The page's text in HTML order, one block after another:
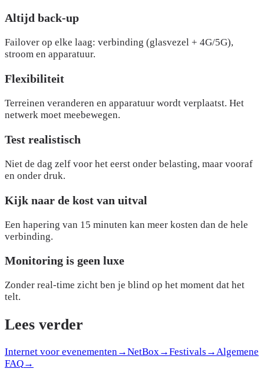
Altijd back-up
Failover op elke laag: verbinding (glasvezel + 4G/5G),
stroom en apparatuur.
Flexibiliteit
Terreinen veranderen en apparatuur wordt verplaatst. Het
netwerk moet meebewegen.
Test realistisch
Niet de dag zelf voor het eerst onder belasting, maar vooraf
en onder druk.
Kijk naar de kost van uitval
Een hapering van 15 minuten kan meer kosten dan de hele
verbinding.
Monitoring is geen luxe
Zonder real-time zicht ben je blind op het moment dat het
telt.
Lees verder
Internet voor evenementen →NetBox →Festivals → Algemene
FAQ→